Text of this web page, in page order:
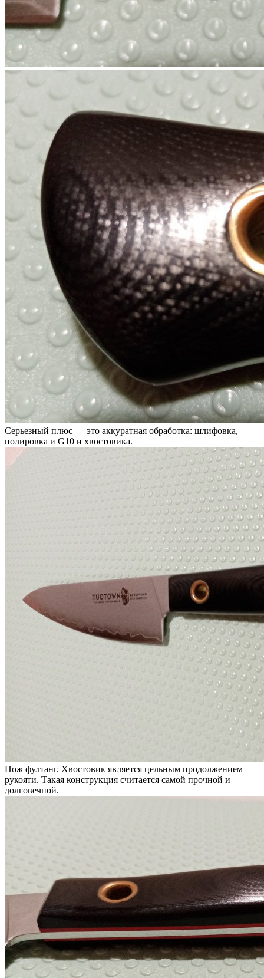
Серьезный плюс — это аккуратная обработка: шлифовка,
полировка и G10 и хвостовика.
Нож фултанг. Хвостовик является цельным продолжением
рукояти. Такая конструкция считается самой прочной и
долговечной.